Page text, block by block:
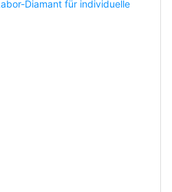
Bedürfnisse